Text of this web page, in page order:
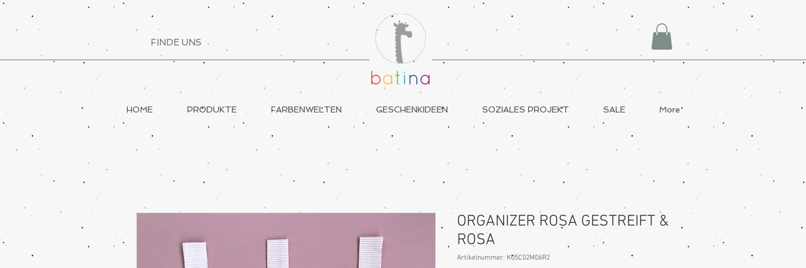
FINDE UNS
HOME PRODUKTE FARBENWELTEN GESCHENKIDEEN SOZIALES PROJEKT SALE More
ORGANIZER ROSA GESTREIFT &
ROSA
Artikelnummer: K05C02M06R2